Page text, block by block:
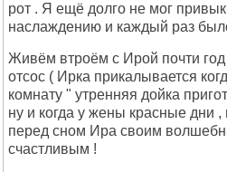
рот . Я ещё долго не мог
наслаждению и каждый раз
Живём втроём с Ирой почти
отсос ( Ирка прикалывается
комнату " утренняя дойка
ну и когда у жены красные дни ,
перед сном Ира своим
счастливым !